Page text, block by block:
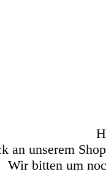
an unserem
Wir bitten um